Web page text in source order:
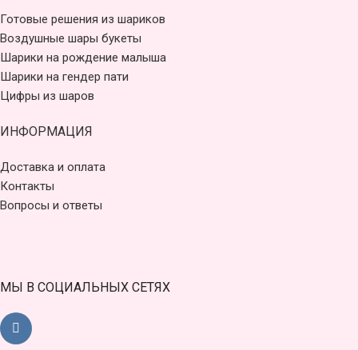
Готовые решения из шариков
Воздушные шары букеты
Шарики на рождение малыша
Шарики на гендер пати
Цифры из шаров
ИНФОРМАЦИЯ
Доставка и оплата
Контакты
Вопросы и ответы
МЫ В СОЦИАЛЬНЫХ СЕТЯХ